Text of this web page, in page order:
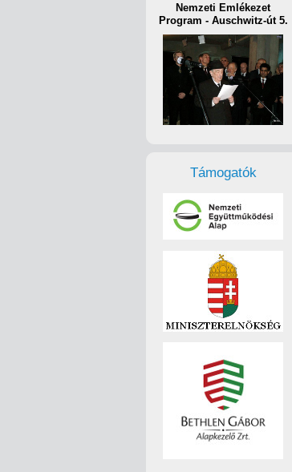
Nemzeti Emlékezet
Program - Auschwitz-út 5.
Támogatók